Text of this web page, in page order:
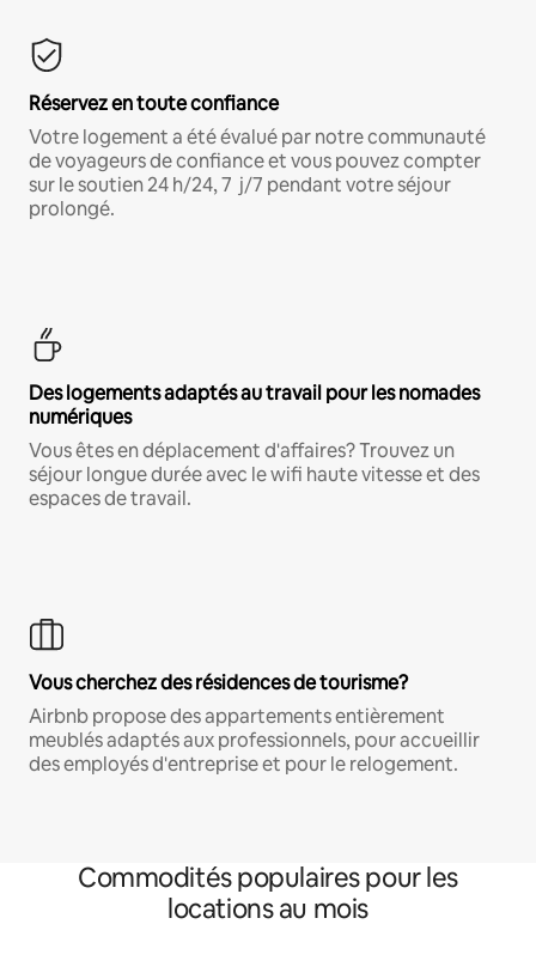
Réservez en toute confiance
Votre logement a été évalué par notre communauté
de voyageurs de confiance et vous pouvez compter
sur le soutien 24 h/24, 7 j/7 pendant votre séjour
prolongé.
Des logements adaptés au travail pour les nomades
numériques
Vous êtes en déplacement d'affaires? Trouvez un
séjour longue durée avec le wifi haute vitesse et des
espaces de travail.
Vous cherchez des résidences de tourisme?
Airbnb propose des appartements entièrement
meublés adaptés aux professionnels, pour accueillir
des employés d'entreprise et pour le relogement.
Commodités populaires pour les
locations au mois